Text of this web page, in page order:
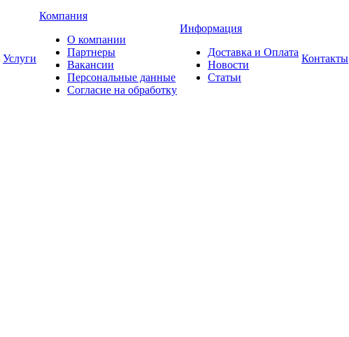
Услуги
Компания
О компании
Партнеры
Вакансии
Персональные данные
Согласие на обработку
Информация
Доставка и Оплата
Новости
Статьи
Контакты